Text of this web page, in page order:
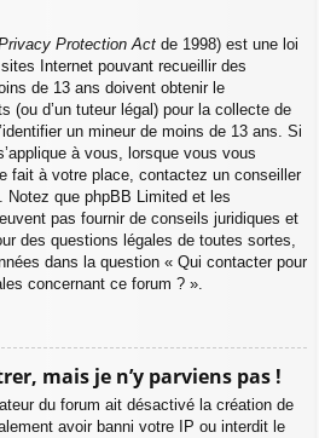
Protection Act de 1998) est une loi
Internet pouvant recueillir des
de 13 ans doivent obtenir le
(ou d’un tuteur légal) pour la collecte de
un mineur de moins de 13 ans. Si
à vous, lorsque vous vous
fait à votre place, contactez un conseiller
Notez que phpBB Limited et les
pas fournir de conseils juridiques et
des questions légales de toutes sortes,
dans la question « Qui contacter pour
concernant ce forum ? ».
mais je n’y parviens pas !
du forum ait désactivé la création de
avoir banni votre IP ou interdit le